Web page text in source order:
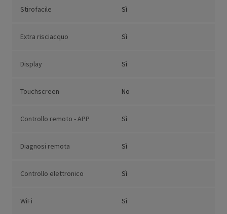
Stirofacile Sì
Extra risciacquo Sì
Display Sì
Touchscreen No
Controllo remoto - APP Sì
Diagnosi remota Sì
Controllo elettronico Sì
WiFi Sì